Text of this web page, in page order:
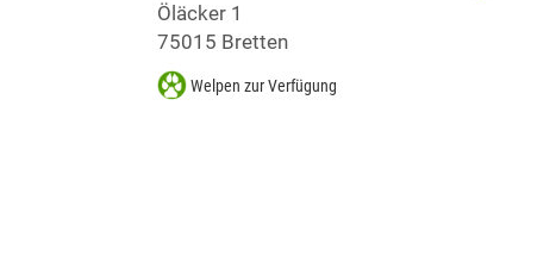
Öläcker 1
75015 Bretten
Welpen zur Verfügung